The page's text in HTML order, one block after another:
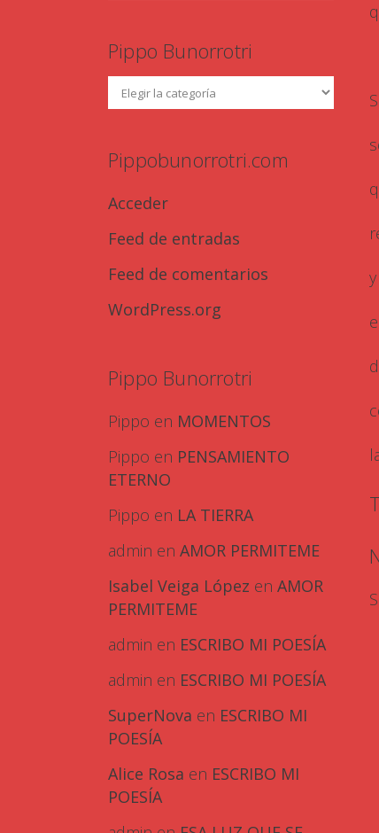
Pippo Bunorrotri
Pippobunorrotri.com
Acceder
Feed de entradas
Feed de comentarios
WordPress.org
Pippo Bunorrotri
Pippo en MOMENTOS
Pippo en PENSAMIENTO
ETERNO
Pippo en LA TIERRA
admin en AMOR PERMITEME
Isabel Veiga López en AMOR
PERMITEME
admin en ESCRIBO MI POESÍA
admin en ESCRIBO MI POESÍA
SuperNova en ESCRIBO MI
POESÍA
Alice Rosa en ESCRIBO MI
POESÍA